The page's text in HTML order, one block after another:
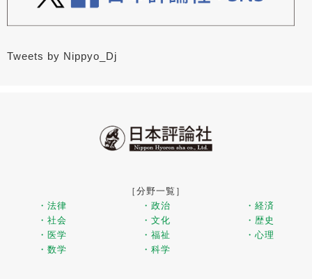
Tweets by Nippyo_Dj
［分野一覧］
・法律
・政治
・経済
・社会
・文化
・歴史
・医学
・福祉
・心理
・数学
・科学